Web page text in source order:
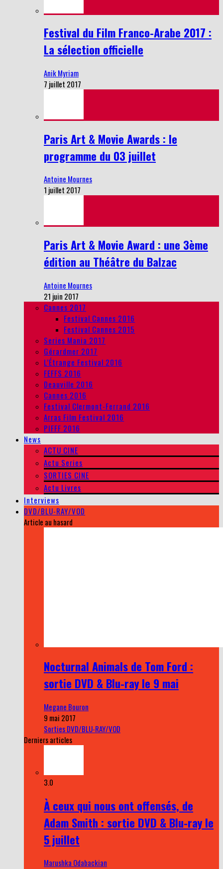
Festival du Film Franco-Arabe 2017 :
La sélection officielle
Anik Myriam
7 juillet 2017
Paris Art & Movie Awards : le
programme du 03 juillet
Antoine Mournes
1 juillet 2017
Paris Art & Movie Award : une 3ème
édition au Théâtre du Balzac
Antoine Mournes
21 juin 2017
Cannes 2017
Festival Cannes 2016
Festival Cannes 2015
Series Mania 2017
Gérardmer 2017
L’Étrange Festival 2016
FEFFS 2016
Deauville 2016
Cannes 2016
Festival Clermont-Ferrand 2016
Arras Film Festival 2016
PIFFF 2016
News
ACTU CINE
Actu Series
SORTIES CINE
Actu Livres
Interviews
DVD/BLU-RAY/VOD
Article au hasard
Nocturnal Animals de Tom Ford :
sortie DVD & Blu-ray le 9 mai
Megane Bouron
9 mai 2017
Sorties DVD/BLU-RAY/VOD
Derniers articles
3.0
À ceux qui nous ont offensés, de
Adam Smith : sortie DVD & Blu-ray le
5 juillet
Marushka Odabackian